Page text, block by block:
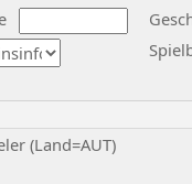
(Land=AUT)